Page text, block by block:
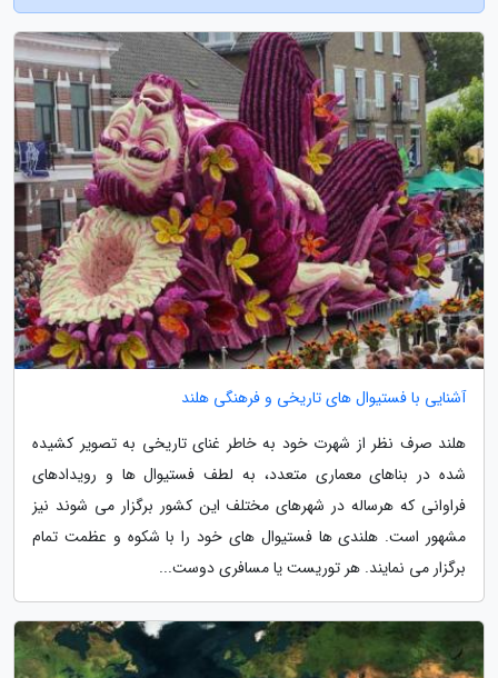
آشنایی با فستیوال های تاریخی و فرهنگی هلند
هلند صرف نظر از شهرت خود به خاطر غنای تاریخی به تصویر کشیده
شده در بناهای معماری متعدد، به لطف فستیوال ها و رویدادهای
فراوانی که هرساله در شهرهای مختلف این کشور برگزار می شوند نیز
مشهور است. هلندی ها فستیوال های خود را با شکوه و عظمت تمام
برگزار می نمایند. هر توریست یا مسافری دوست...